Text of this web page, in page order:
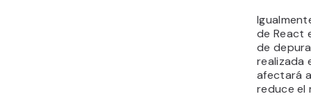
de React
de
realizada
afectará
reduce el